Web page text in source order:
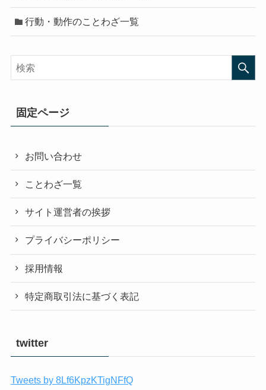
行動・動作のことわざ一覧
固定ページ
お問い合わせ
ことわざ一覧
サイト運営者の挨拶
プライバシーポリシー
採用情報
特定商取引法に基づく表記
twitter
Tweets by 8Lf6KpzKTigNFfQ